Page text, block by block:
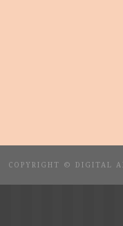
COPYRIGHT © DIGITAL